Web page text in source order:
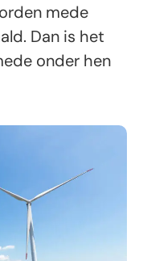
mede
Dan is het
onder hen